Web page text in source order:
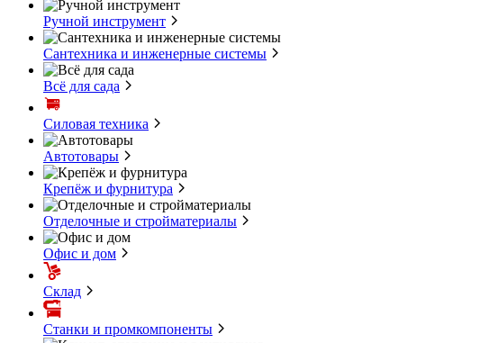
Ручной инструмент
Сантехника и инженерные системы
Всё для сада
Силовая техника
Автотовары
Крепёж и фурнитура
Отделочные и стройматериалы
Офис и дом
Склад
Станки и промкомпоненты